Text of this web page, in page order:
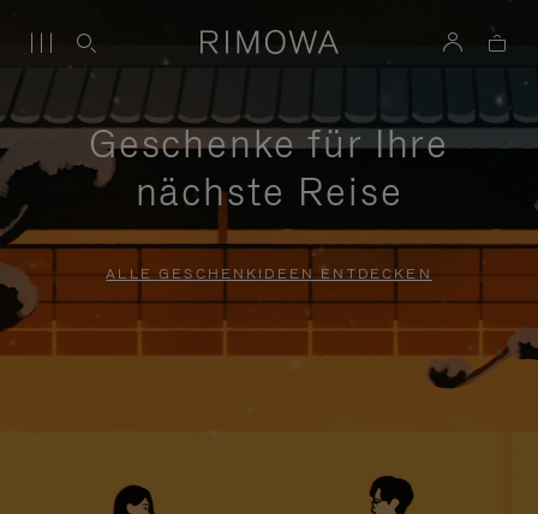
Geschenke für Ihre
nächste Reise
ALLE GESCHENKIDEEN ENTDECKEN